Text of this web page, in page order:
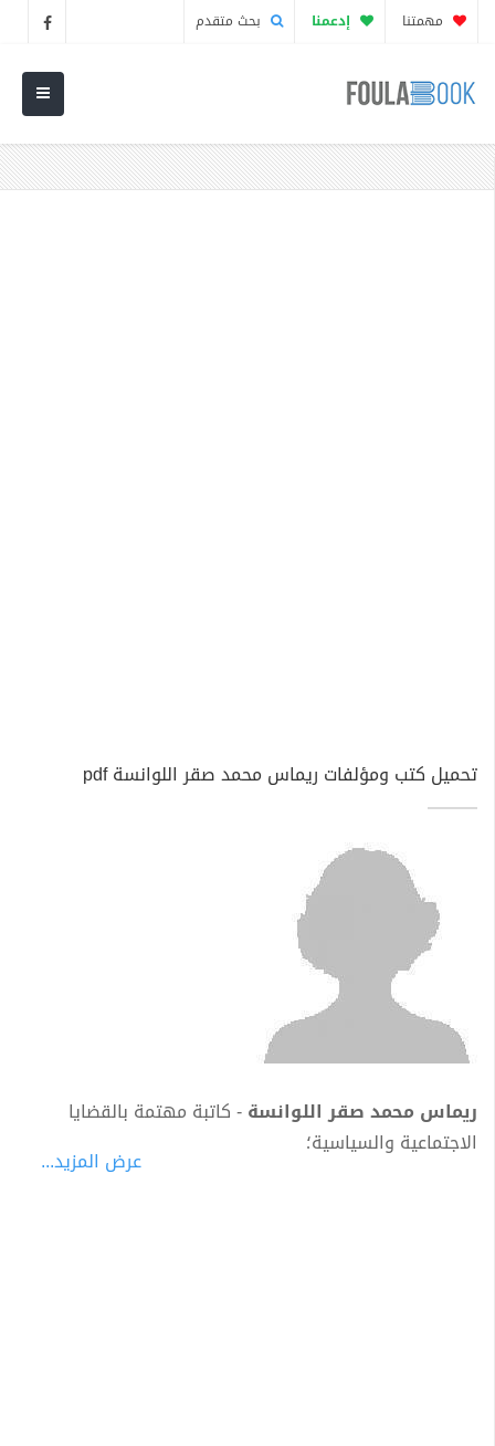
مهمتنا إدعمنا بحث متقدم
تحميل كتب ومؤلفات ريماس محمد صقر اللوانسة pdf
ريماس محمد صقر اللوانسة- كاتبة مهتمة بالقضايا
الاجتماعية والسياسية؛
عرض المزيد...